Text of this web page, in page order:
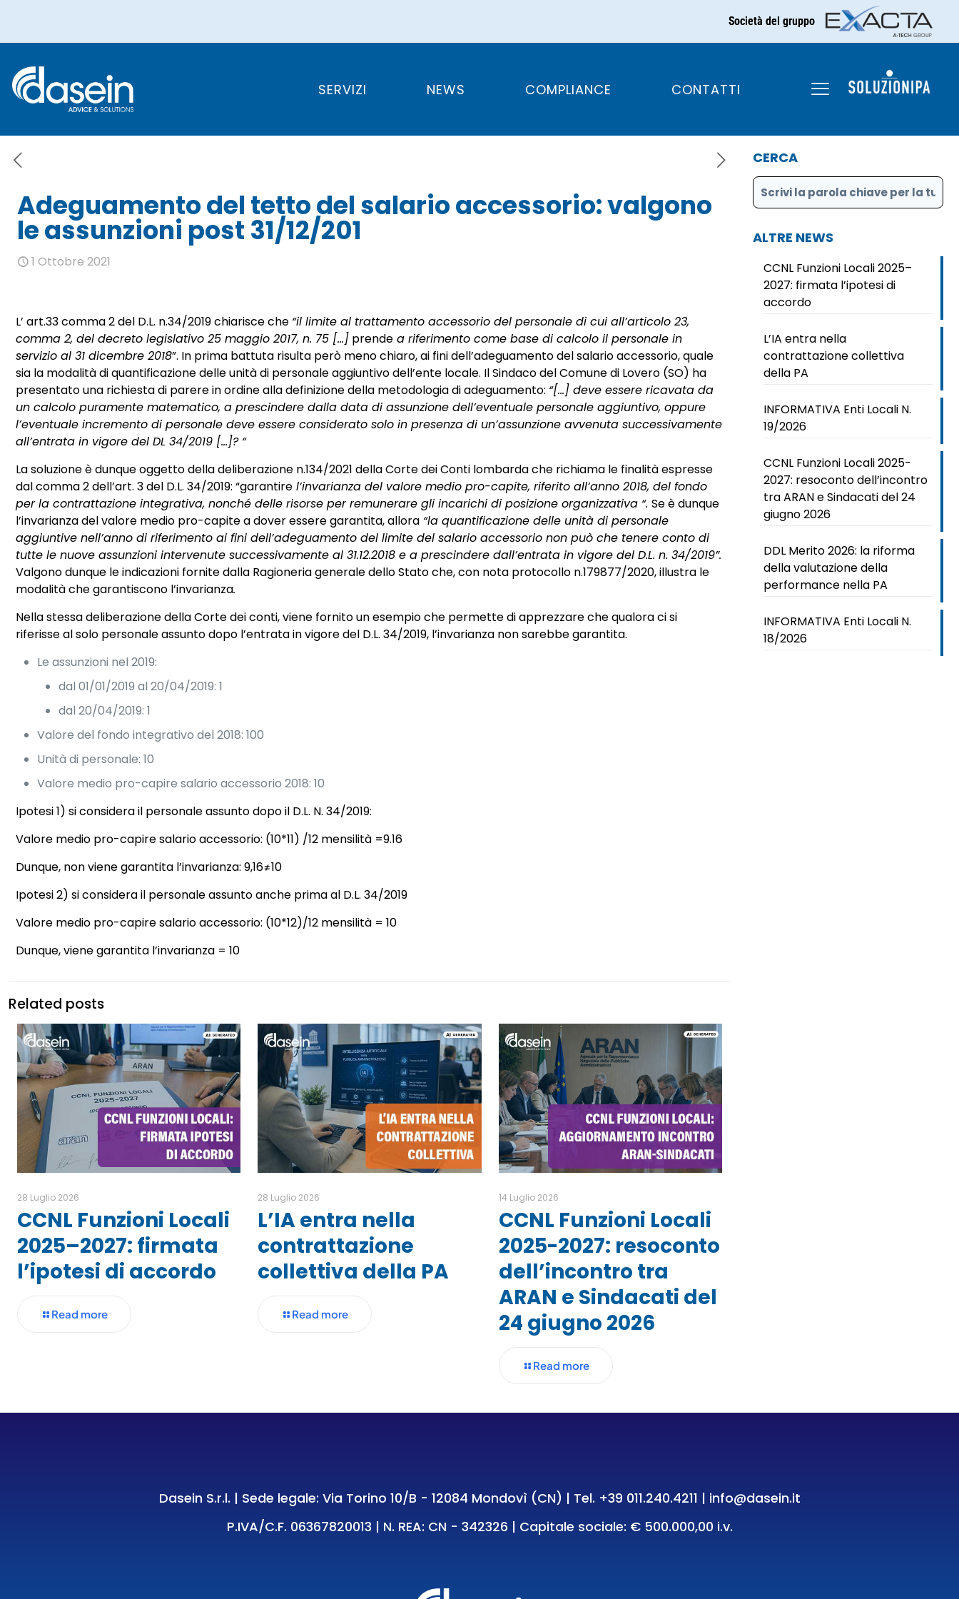
Società del gruppo
SERVIZI NEWS COMPLIANCE CONTATTI
Adeguamento del tetto del salario accessorio:
valgono le assunzioni post 31/12/201
Adeguamento del tetto del salario accessorio: valgono
le assunzioni post 31/12/201
1 Ottobre 2021
L’ art.33 comma 2 del D.L. n.34/2019 chiarisce che “il limite al trattamento accessorio del personale di cui all’articolo 23,
comma 2, del decreto legislativo 25 maggio 2017, n. 75 […] prende a riferimento come base di calcolo il personale in
servizio al 31 dicembre 2018”. In prima battuta risulta però meno chiaro, ai fini dell’adeguamento del salario accessorio, quale
sia la modalità di quantificazione delle unità di personale aggiuntivo dell’ente locale. Il Sindaco del Comune di Lovero (SO) ha
presentato una richiesta di parere in ordine alla definizione della metodologia di adeguamento: “[…] deve essere ricavata da
un calcolo puramente matematico, a prescindere dalla data di assunzione dell’eventuale personale aggiuntivo, oppure
l’eventuale incremento di personale deve essere considerato solo in presenza di un’assunzione avvenuta successivamente
all’entrata in vigore del DL 34/2019 […]?“
La soluzione è dunque oggetto della deliberazione n.134/2021 della Corte dei Conti lombarda che richiama le finalità espresse
dal comma 2 dell’art. 3 del D.L. 34/2019: “garantire l’invarianza del valore medio pro-capite, riferito all’anno 2018, del fondo
per la contrattazione integrativa, nonché delle risorse per remunerare gli incarichi di posizione organizzativa “.Se è dunque
l’invarianza del valore medio pro-capite a dover essere garantita, allora “la quantificazione delle unità di personale
aggiuntive nell’anno di riferimento ai fini dell’adeguamento del limite del salario accessorio non può che tenere conto di
tutte le nuove assunzioni intervenute successivamente al 31.12.2018 e a prescindere dall’entrata in vigore del D.L. n. 34/2019”.
Valgono dunque le indicazioni fornite dalla Ragioneria generale dello Stato che, con nota protocollo n.179877/2020, illustra le
modalità che garantiscono l’invarianza.
Nella stessa deliberazione della Corte dei conti, viene fornito un esempio che permette di apprezzare che qualora ci si
riferisse al solo personale assunto dopo l’entrata in vigore del D.L. 34/2019, l’invarianza non sarebbe garantita.
Le assunzioni nel 2019:
dal 01/01/2019 al 20/04/2019: 1
dal 20/04/2019: 1
Valore del fondo integrativo del 2018: 100
Unità di personale: 10
Valore medio pro-capire salario accessorio 2018: 10
Ipotesi 1) si considera il personale assunto dopo il D.L. N. 34/2019:
Valore medio pro-capire salario accessorio: (10*11) /12 mensilità =9.16
Dunque, non viene garantita l’invarianza: 9,16≠10
Ipotesi 2) si considera il personale assunto anche prima al D.L. 34/2019
Valore medio pro-capire salario accessorio: (10*12)/12 mensilità = 10
Dunque, viene garantita l’invarianza = 10
Related posts
28 Luglio 2026
CCNL Funzioni Locali
2025–2027: firmata
l’ipotesi di accordo
Read more
28 Luglio 2026
L’IA entra nella
contrattazione
collettiva della PA
Read more
14 Luglio 2026
CCNL Funzioni Locali
2025-2027: resoconto
dell’incontro tra
ARAN e Sindacati del
24 giugno 2026
Read more
CERCA
ALTRE NEWS
CCNL Funzioni Locali 2025–
2027: firmata l’ipotesi di
accordo
L’IA entra nella
contrattazione collettiva
della PA
INFORMATIVA Enti Locali N.
19/2026
CCNL Funzioni Locali 2025-
2027: resoconto dell’incontro
tra ARAN e Sindacati del 24
giugno 2026
DDL Merito 2026: la riforma
della valutazione della
performance nella PA
INFORMATIVA Enti Locali N.
18/2026
Dasein S.r.l. | Sede legale: Via Torino 10/B - 12084 Mondovì (CN) | Tel. +39 011.240.4211 | info@dasein.it
P.IVA/C.F. 06367820013 | N. REA: CN - 342326 | Capitale sociale: € 500.000,00 i.v.